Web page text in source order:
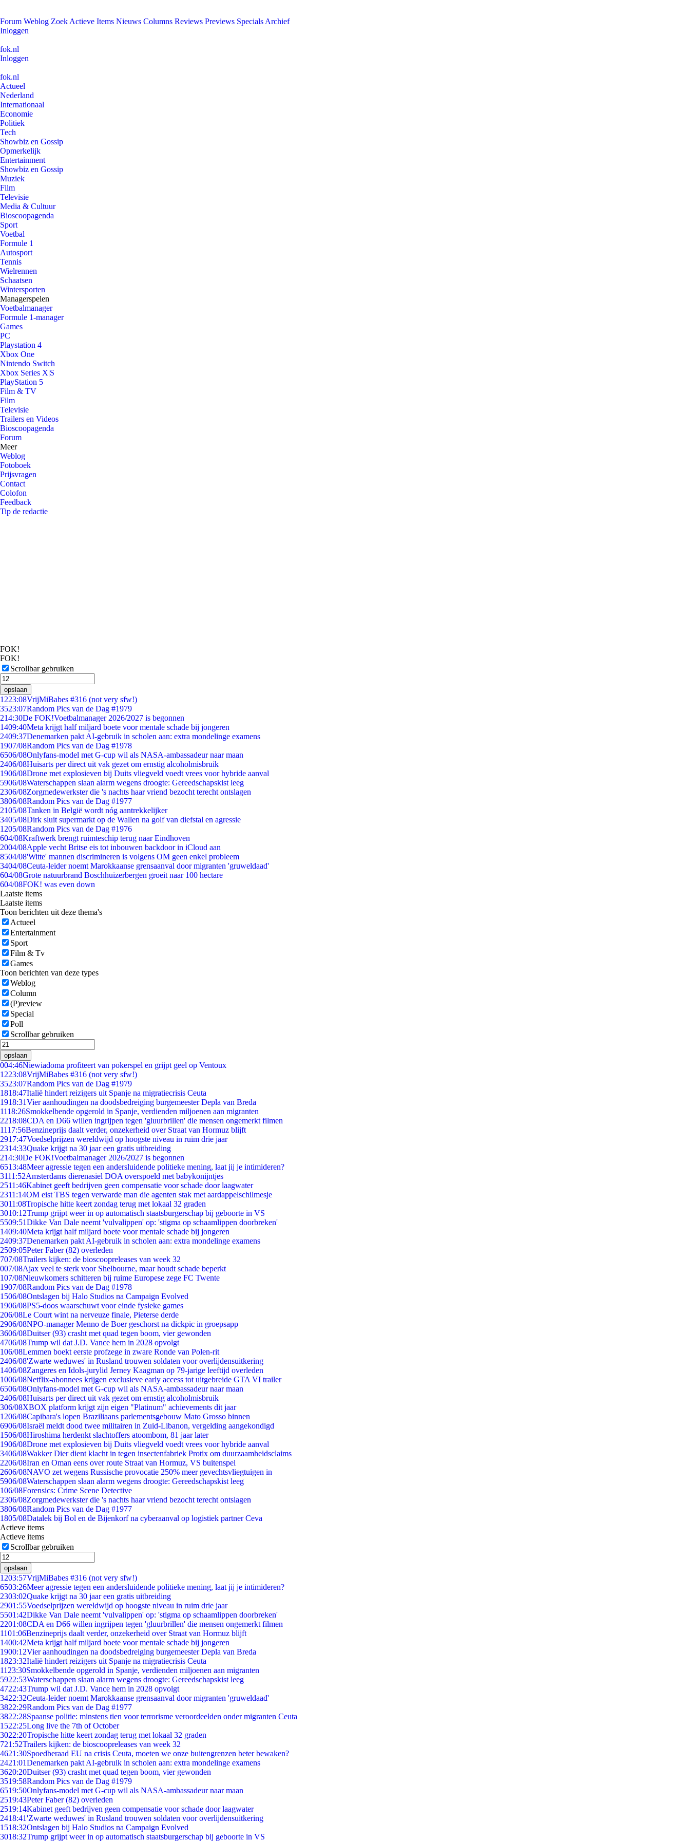
Forum Weblog Zoek Actieve Items Nieuws Columns Reviews Previews Specials Archief
Inloggen
fok.nl
Inloggen
fok.nl
Actueel
Nederland
Internationaal
Economie
Politiek
Tech
Showbiz en Gossip
Opmerkelijk
Entertainment
Showbiz en Gossip
Muziek
Film
Televisie
Media & Cultuur
Bioscoopagenda
Sport
Voetbal
Formule 1
Autosport
Tennis
Wielrennen
Schaatsen
Wintersporten
Managerspelen
Voetbalmanager
Formule 1-manager
Games
PC
Playstation 4
Xbox One
Nintendo Switch
Xbox Series X|S
PlayStation 5
Film & TV
Film
Televisie
Trailers en Videos
Bioscoopagenda
Forum
Meer
Weblog
Fotoboek
Prijsvragen
Contact
Colofon
Feedback
Tip de redactie
FOK!
FOK!
Scrollbar gebruiken
opslaan
1223:08VrijMiBabes #316 (not very sfw!)
3523:07Random Pics van de Dag #1979
214:30De FOK!Voetbalmanager 2026/2027 is begonnen
1409:40Meta krijgt half miljard boete voor mentale schade bij jongeren
2409:37Denemarken pakt AI-gebruik in scholen aan: extra mondelinge examens
1907/08Random Pics van de Dag #1978
6506/08Onlyfans-model met G-cup wil als NASA-ambassadeur naar maan
2406/08Huisarts per direct uit vak gezet om ernstig alcoholmisbruik
1906/08Drone met explosieven bij Duits vliegveld voedt vrees voor hybride aanval
5906/08Waterschappen slaan alarm wegens droogte: Gereedschapskist leeg
2306/08Zorgmedewerkster die 's nachts haar vriend bezocht terecht ontslagen
3806/08Random Pics van de Dag #1977
2105/08Tanken in België wordt nóg aantrekkelijker
3405/08Dirk sluit supermarkt op de Wallen na golf van diefstal en agressie
1205/08Random Pics van de Dag #1976
604/08Kraftwerk brengt ruimteschip terug naar Eindhoven
2004/08Apple vecht Britse eis tot inbouwen backdoor in iCloud aan
8504/08'Witte' mannen discrimineren is volgens OM geen enkel probleem
3404/08Ceuta-leider noemt Marokkaanse grensaanval door migranten 'gruweldaad'
604/08Grote natuurbrand Boschhuizerbergen groeit naar 100 hectare
604/08FOK! was even down
Laatste items
Laatste items
Toon berichten uit deze thema's
Actueel
Entertainment
Sport
Film & Tv
Games
Toon berichten van deze types
Weblog
Column
(P)review
Special
Poll
Scrollbar gebruiken
opslaan
004:46Niewiadoma profiteert van pokerspel en grijpt geel op Ventoux
1223:08VrijMiBabes #316 (not very sfw!)
3523:07Random Pics van de Dag #1979
1818:47Italië hindert reizigers uit Spanje na migratiecrisis Ceuta
1918:31Vier aanhoudingen na doodsbedreiging burgemeester Depla van Breda
1118:26Smokkelbende opgerold in Spanje, verdienden miljoenen aan migranten
2218:08CDA en D66 willen ingrijpen tegen 'gluurbrillen' die mensen ongemerkt filmen
1117:56Benzineprijs daalt verder, onzekerheid over Straat van Hormuz blijft
2917:47Voedselprijzen wereldwijd op hoogste niveau in ruim drie jaar
2314:33Quake krijgt na 30 jaar een gratis uitbreiding
214:30De FOK!Voetbalmanager 2026/2027 is begonnen
6513:48Meer agressie tegen een andersluidende politieke mening, laat jij je intimideren?
3111:52Amsterdams dierenasiel DOA overspoeld met babykonijntjes
2511:46Kabinet geeft bedrijven geen compensatie voor schade door laagwater
2311:14OM eist TBS tegen verwarde man die agenten stak met aardappelschilmesje
3011:08Tropische hitte keert zondag terug met lokaal 32 graden
3010:12Trump grijpt weer in op automatisch staatsburgerschap bij geboorte in VS
5509:51Dikke Van Dale neemt 'vulvalippen' op: 'stigma op schaamlippen doorbreken'
1409:40Meta krijgt half miljard boete voor mentale schade bij jongeren
2409:37Denemarken pakt AI-gebruik in scholen aan: extra mondelinge examens
2509:05Peter Faber (82) overleden
707/08Trailers kijken: de bioscoopreleases van week 32
007/08Ajax veel te sterk voor Shelbourne, maar houdt schade beperkt
107/08Nieuwkomers schitteren bij ruime Europese zege FC Twente
1907/08Random Pics van de Dag #1978
1506/08Ontslagen bij Halo Studios na Campaign Evolved
1906/08PS5-doos waarschuwt voor einde fysieke games
206/08Le Court wint na nerveuze finale, Pieterse derde
2906/08NPO-manager Menno de Boer geschorst na dickpic in groepsapp
3606/08Duitser (93) crasht met quad tegen boom, vier gewonden
4706/08Trump wil dat J.D. Vance hem in 2028 opvolgt
106/08Lemmen boekt eerste profzege in zware Ronde van Polen-rit
2406/08'Zwarte weduwes' in Rusland trouwen soldaten voor overlijdensuitkering
1406/08Zangeres en Idols-jurylid Jerney Kaagman op 79-jarige leeftijd overleden
1006/08Netflix-abonnees krijgen exclusieve early access tot uitgebreide GTA VI trailer
6506/08Onlyfans-model met G-cup wil als NASA-ambassadeur naar maan
2406/08Huisarts per direct uit vak gezet om ernstig alcoholmisbruik
306/08XBOX platform krijgt zijn eigen "Platinum" achievements dit jaar
1206/08Capibara's lopen Braziliaans parlementsgebouw Mato Grosso binnen
6906/08Israël meldt dood twee militairen in Zuid-Libanon, vergelding aangekondigd
1506/08Hiroshima herdenkt slachtoffers atoombom, 81 jaar later
1906/08Drone met explosieven bij Duits vliegveld voedt vrees voor hybride aanval
3406/08Wakker Dier dient klacht in tegen insectenfabriek Protix om duurzaamheidsclaims
2206/08Iran en Oman eens over route Straat van Hormuz, VS buitenspel
2606/08NAVO zet wegens Russische provocatie 250% meer gevechtsvliegtuigen in
5906/08Waterschappen slaan alarm wegens droogte: Gereedschapskist leeg
106/08Forensics: Crime Scene Detective
2306/08Zorgmedewerkster die 's nachts haar vriend bezocht terecht ontslagen
3806/08Random Pics van de Dag #1977
1805/08Datalek bij Bol en de Bijenkorf na cyberaanval op logistiek partner Ceva
Actieve items
Actieve items
Scrollbar gebruiken
opslaan
1203:57VrijMiBabes #316 (not very sfw!)
6503:26Meer agressie tegen een andersluidende politieke mening, laat jij je intimideren?
2303:02Quake krijgt na 30 jaar een gratis uitbreiding
2901:55Voedselprijzen wereldwijd op hoogste niveau in ruim drie jaar
5501:42Dikke Van Dale neemt 'vulvalippen' op: 'stigma op schaamlippen doorbreken'
2201:08CDA en D66 willen ingrijpen tegen 'gluurbrillen' die mensen ongemerkt filmen
1101:06Benzineprijs daalt verder, onzekerheid over Straat van Hormuz blijft
1400:42Meta krijgt half miljard boete voor mentale schade bij jongeren
1900:12Vier aanhoudingen na doodsbedreiging burgemeester Depla van Breda
1823:32Italië hindert reizigers uit Spanje na migratiecrisis Ceuta
11 23:30Smokkelbende opgerold in Spanje, verdienden miljoenen aan migranten
5922:53Waterschappen slaan alarm wegens droogte: Gereedschapskist leeg
4722:43Trump wil dat J.D. Vance hem in 2028 opvolgt
3422:32Ceuta-leider noemt Marokkaanse grensaanval door migranten 'gruweldaad'
3822:29Random Pics van de Dag #1977
3822:28Spaanse politie: minstens tien voor terrorisme veroordeelden onder migranten Ceuta
1522:25Long live the 7th of October
3022:20Tropische hitte keert zondag terug met lokaal 32 graden
721:52Trailers kijken: de bioscoopreleases van week 32
4621:30Spoedberaad EU na crisis Ceuta, moeten we onze buitengrenzen beter bewaken?
2421:01Denemarken pakt AI-gebruik in scholen aan: extra mondelinge examens
3620:20Duitser (93) crasht met quad tegen boom, vier gewonden
3519:58Random Pics van de Dag #1979
6519:50Onlyfans-model met G-cup wil als NASA-ambassadeur naar maan
2519:43Peter Faber (82) overleden
2519:14Kabinet geeft bedrijven geen compensatie voor schade door laagwater
2418:41'Zwarte weduwes' in Rusland trouwen soldaten voor overlijdensuitkering
1518:32Ontslagen bij Halo Studios na Campaign Evolved
3018:32Trump grijpt weer in op automatisch staatsburgerschap bij geboorte in VS